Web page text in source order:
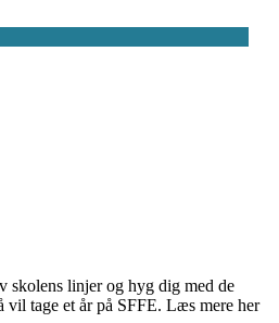
skolens linjer og hyg dig med de
vil tage et år på SFFE. Læs mere her